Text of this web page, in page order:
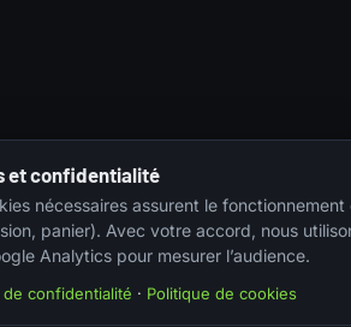
et confidentialité
nécessaires assurent le fonctionnement
panier). Avec votre accord, nous
Analytics pour mesurer l’audience.
de confidentialité · Politique de cookies